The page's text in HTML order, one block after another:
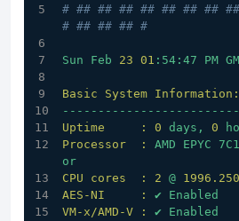
# ## ## ## ## ## ## ##
# ## ## ## #
Sun Feb 23 01 :54:47 PM
Basic System Information:
Uptime     :
0 days, 0
Processor  :
AMD EPYC
or
CPU cores  :
2 @
AES-NI     :
✔ Enabled
VM-x/AMD-V :
✔ Enabled